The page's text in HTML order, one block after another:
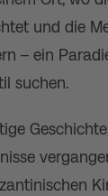
und die
– ein
suchen.